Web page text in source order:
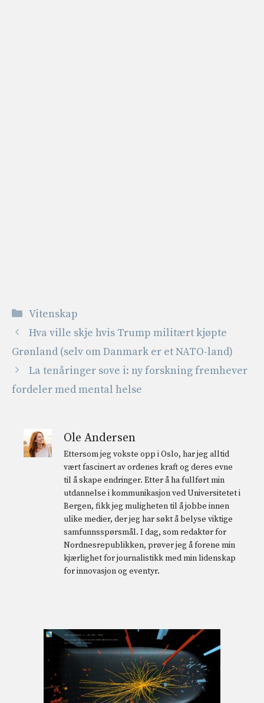
Kategorier
Vitenskap
Hva ville skje hvis Trump militært kjøpte
Grønland (selv om Danmark er et NATO-land)
La tenåringer sove i: ny forskning fremhever
fordeler med mental helse
Ole Andersen
Ettersom jeg vokste opp i Oslo, har jeg alltid
vært fascinert av ordenes kraft og deres evne
til å skape endringer. Etter å ha fullført min
utdannelse i kommunikasjon ved Universitetet i
Bergen, fikk jeg muligheten til å jobbe innen
ulike medier, der jeg har søkt å belyse viktige
samfunnsspørsmål. I dag, som redaktør for
Nordnesrepublikken, prøver jeg å forene min
kjærlighet for journalistikk med min lidenskap
for innovasjon og eventyr.